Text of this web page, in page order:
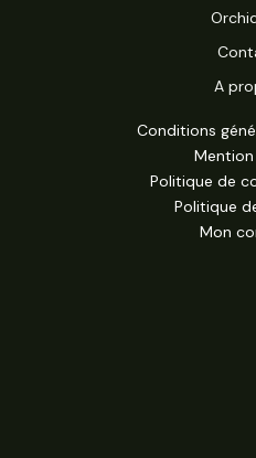
A
Conditions
Mention
Politique de
Politique
Mon